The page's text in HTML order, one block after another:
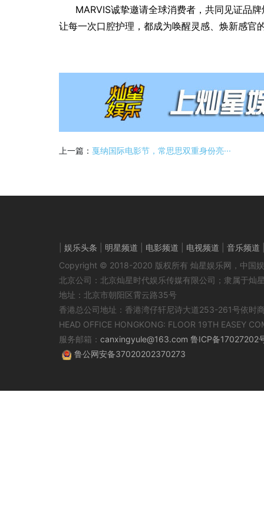
MARVIS诚挚邀请全球消费者，共同见证品
让每一次口腔护理，都成为唤醒灵感、焕新感官
上一篇： 戛纳国际电影节，常思思双重身份亮···
娱乐头条 明星频道 电影频道 电视频道 音乐频道
Copyright © 2018-2020 版权所有 灿星娱乐网，中国
北京公司：北京灿星时代娱乐传媒有限公司；隶属于灿
地址：北京市朝阳区霄云路35号
香港总公司地址：香港湾仔轩尼诗大道253-261号依时
HEAD OFFICE HONGKONG: FLOOR 19TH EASEY
服务邮箱： canxingyule@163.com 鲁ICP备17027202
鲁公网安备37020202370273